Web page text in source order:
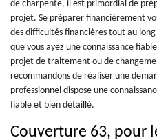
de charpente, il est primordial de
projet. Se préparer financièrement
des difficultés financières tout au
que vous ayez une connaissance
projet de traitement ou de
recommandons de réaliser une
professionnel dispose une
fiable et bien détaillé.
Couverture 63, pour